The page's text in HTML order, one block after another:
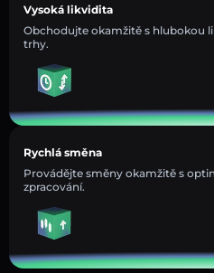
Vysoká likvidita
Obchodujte okamžitě s hlubokou
trhy.
Rychlá směna
Provádějte směny okamžitě s
zpracování.